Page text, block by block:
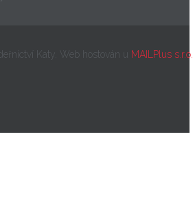
Katy. Web hostován u MAILPlus s.r.o.